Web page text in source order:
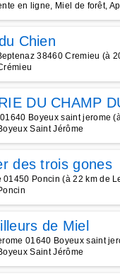
en ligne, Miel de forêt,
Chien
38460 Cremieu (à
DU CHAMP
Boyeux saint jerome
Saint Jérôme
des trois gones
01450 Poncin (à 22 km de
de Miel
01640 Boyeux saint
Saint Jérôme